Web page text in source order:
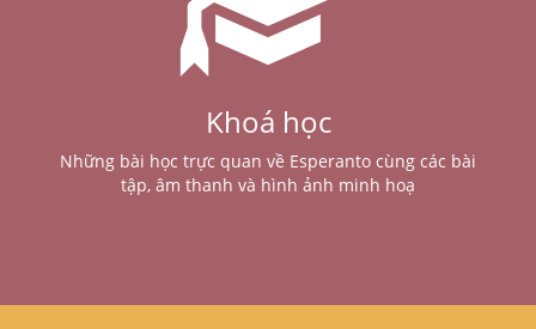
Khoá học
Những bài học trực quan về Esperanto cùng các bài
tập, âm thanh và hình ảnh minh hoạ